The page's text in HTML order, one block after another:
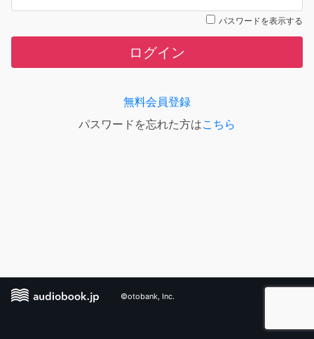
パスワードを表示する
ログイン
無料会員登録
パスワードを忘れた方はこちら
©otobank, Inc.